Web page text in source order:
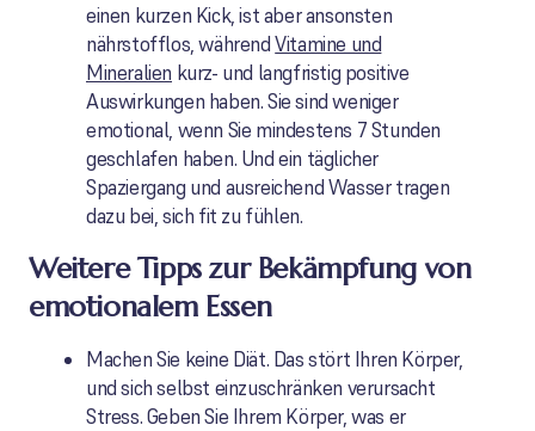
einen kurzen Kick, ist aber ansonsten
nährstofflos, währendVitamine und
Mineralien kurz- und langfristig positive
Auswirkungen haben. Sie sind weniger
emotional, wenn Sie mindestens 7 Stunden
geschlafen haben. Und ein täglicher
Spaziergang und ausreichend Wasser tragen
dazu bei, sich fit zu fühlen.
Weitere Tipps zur Bekämpfung von
emotionalem Essen
Machen Sie keine Diät. Das stört Ihren Körper,
und sich selbst einzuschränken verursacht
Stress. Geben Sie Ihrem Körper, was er